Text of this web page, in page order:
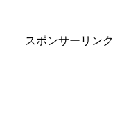
スポンサーリンク